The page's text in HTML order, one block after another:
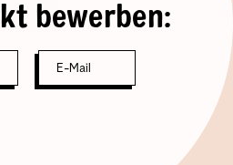
bewerben:
E-Mail